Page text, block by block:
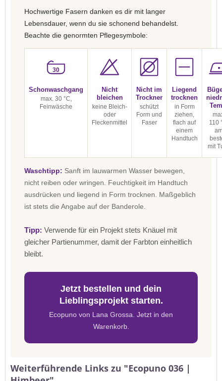
Hochwertige Fasern danken es dir mit langer
Lebensdauer, wenn du sie schonend behandelst.
Beachte die genormten Pflegesymbole:
30
Schonwaschgang
max. 30 °C,
Feinwäsche
Nicht
bleichen
keine Bleich-
oder
Fleckenmittel
Nicht im
Trockner
schützt
Form und
Faser
Liegend
trocknen
in Form
ziehen,
flach auf
einem
Handtuch
110
mit
Waschtipp: Sanft im lauwarmen Wasser bewegen,
nicht reiben oder wringen. Feuchtigkeit im Handtuch
ausdrücken und liegend in Form trocknen. Maßgeblich
ist stets die Angabe auf der Banderole.
Tipp: Verwende für ein Projekt stets Knäuel mit
gleicher Partienummer, damit der Farbton einheitlich
bleibt.
Jetzt bestellen und dein
Lieblingsprojekt starten.
Ecopuno von Lana Grossa. Jetzt in den
Warenkorb.
Weiterführende Links zu "Ecopuno 036 |